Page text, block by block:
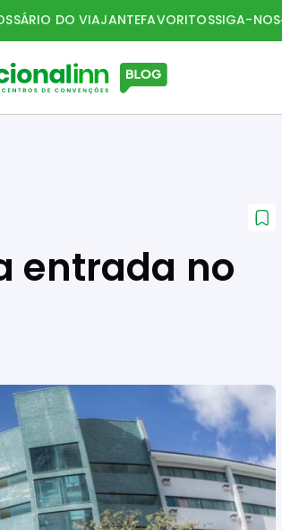
DO VIAJANTEFAVORITOSSIGA-NOS
entrada no